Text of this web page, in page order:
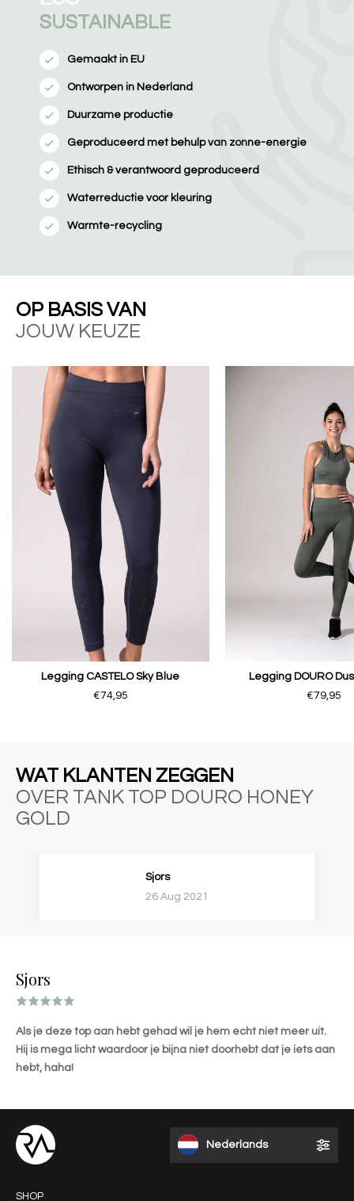
SUSTAINABLE
Gemaakt in EU
Ontworpen in Nederland
Duurzame productie
Geproduceerd met behulp van zonne-energie
Ethisch & verantwoord geproduceerd
Waterreductie voor kleuring
Warmte-recycling
OP BASIS VAN
JOUW KEUZE
Legging CASTELO Sky Blue
€74,95
Legging DOURO
€79,95
WAT KLANTEN ZEGGEN
OVER TANK TOP DOURO HONEY
GOLD
Sjors
26 Aug 2021
Sjors
Als je deze top aan hebt gehad wil je hem echt niet meer uit.
Hij is mega licht waardoor je bijna niet doorhebt dat je iets aan
hebt, haha!
Nederlands
SHOP